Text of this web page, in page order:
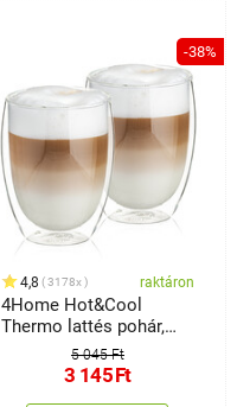
-38%
4,8 3178x raktáron
4Home Hot&Cool
Thermo lattés pohár,
350 ml, 2 db5 045 Ft
3 145Ft